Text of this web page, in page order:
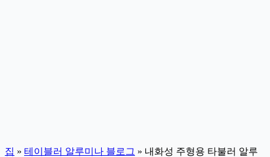
집 » 테이블러 알루미나 블로그 » 내화성 주형용 타불러 알루